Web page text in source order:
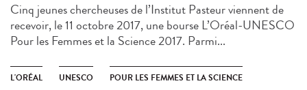
Cinq jeunes chercheuses de l’Institut Pasteur viennent de
recevoir, le 11 octobre 2017, une bourse L’Oréal-UNESCO
Pour les Femmes et la Science 2017. Parmi...
L'ORÉAL UNESCO POUR LES FEMMES ET LA SCIENCE